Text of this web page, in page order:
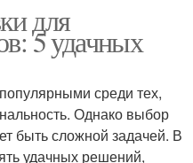
для
5 удачных
среди тех,
Однако выбор
быть сложной задачей. В
удачных решений,